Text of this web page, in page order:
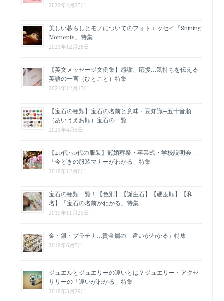
2022年4月25日
美しい暮らしとモノについてのフォトエッセイ「Shining
Moments」特集
2021年12月28日
【英文メッセージ文例集】感謝、応援…気持ちを伝える
英語の一言（ひとこと）特集
2021年12月17日
【宝石の種類】宝石の名前と意味・豆知識─五十音順
（あいうえお順）宝石の一覧
2021年4月5日
【40代･50代の服装】冠婚葬祭・卒業式・学校説明会…
「今どきの服装マナーがわかる」特集
2019年12月6日
宝石の種類一覧！【色別】【誕生石】【硬度順】【和
名】「宝石の名前がわかる」特集
2019年11月25日
金・銀・プラチナ…貴金属の「違いがわかる」特集
2019年6月5日
ジュエルとジュエリーの違いとは？ジュエリー・アクセ
サリーの「違いがわかる」特集
2019年3月29日